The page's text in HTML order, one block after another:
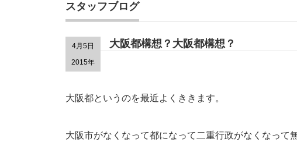
スタッフブログ
4月5日
2015年
大阪都構想？大阪都構想？
大阪都というのを最近よくききます。
大阪市がなくなって都になって二重行政がなくなって